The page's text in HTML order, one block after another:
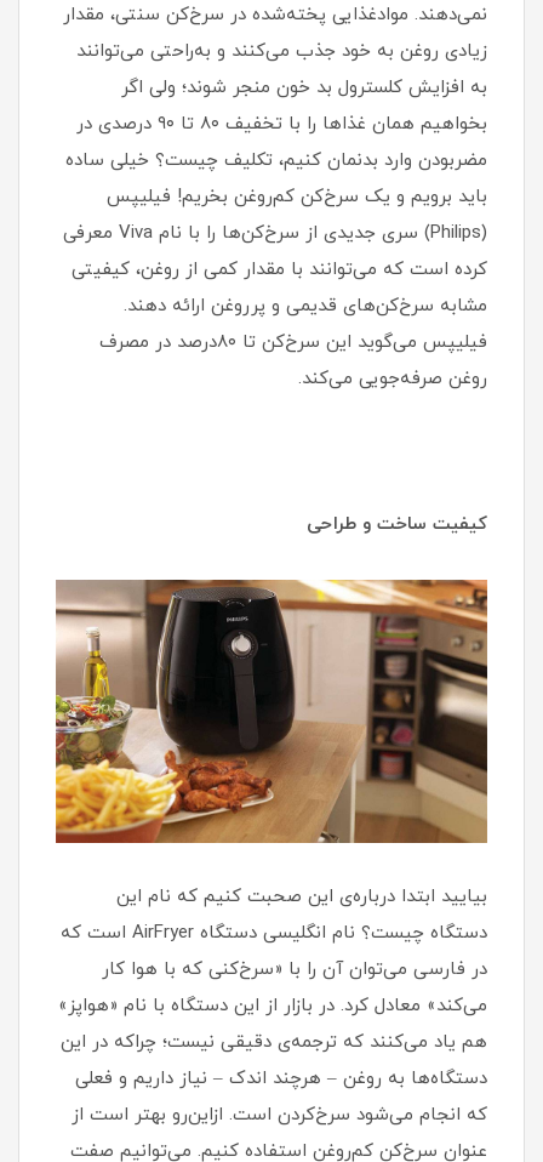
نمی‌دهند. موادغذایی پخته‌شده در سرخ‌کن سنتی، مقدار
زیادی روغن به خود جذب می‌کنند و به‌راحتی می‌توانند
به افزایش کلسترول بد خون منجر شوند؛ ولی اگر
بخواهیم همان غذاها را با تخفیف ۸۰ تا ۹۰ درصدی در
مضربودن وارد بدنمان کنیم، تکلیف چیست؟ خیلی ساده
باید برویم و یک سرخ‌کن کم‌روغن بخریم! فیلیپس
(Philips) سری جدیدی از سرخ‌کن‌ها را با نام Viva معرفی
کرده ‌است که می‌توانند با مقدار کمی از روغن، کیفیتی
مشابه سرخ‌کن‌های قدیمی و پرروغن ارائه دهند.
فیلیپس می‌گوید این سرخ‌کن تا ۸۰درصد در مصرف
روغن صرفه‌جویی می‌کند.
کیفیت ساخت و طراحی
بیایید ابتدا درباره‌ی این صحبت کنیم که نام این
دستگاه چیست؟ نام انگلیسی دستگاه AirFryer است که
در فارسی می‌توان آن ‌را با «سرخ‌کنی که با هوا کار
می‌کند» معادل کرد. در بازار از این دستگاه با نام «هواپز»
هم یاد می‌کنند که ترجمه‌ی دقیقی نیست؛ چراکه در این
دستگاه‌ها به روغن – هرچند اندک – نیاز داریم و فعلی
که انجام می‌شود سرخ‌کردن است. ازاین‌رو بهتر است از
عنوان سرخ‌کن کم‌روغن استفاده کنیم. می‌توانیم صفت